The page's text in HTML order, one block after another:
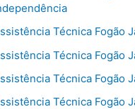
Técnica Fogão
Técnica Fogão
Técnica Fogão
Técnica Fogão